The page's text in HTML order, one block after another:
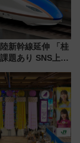
新幹線延伸 「桂
題あり SNS上の